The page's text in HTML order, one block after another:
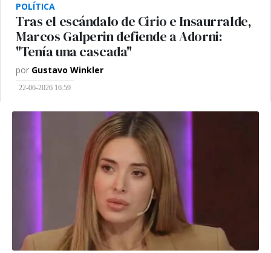
POLÍTICA
Tras el escándalo de Cirio e Insaurralde,
Marcos Galperin defiende a Adorni:
"Tenía una cascada"
por Gustavo Winkler
22-06-2026 16:59